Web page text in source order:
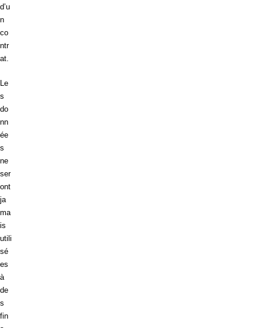
d’u
n
co
ntr
at.
Le
s
do
nn
ée
s
ne
ser
ont
ja
ma
is
utili
sé
es
à
de
s
fin